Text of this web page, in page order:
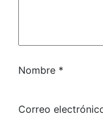
Nombre *
Correo